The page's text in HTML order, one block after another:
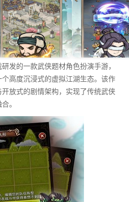
发的一款武侠题材角色扮演手游，
高度沉浸式的虚拟江湖生态。该作
放式的剧情架构，实现了传统武侠
。